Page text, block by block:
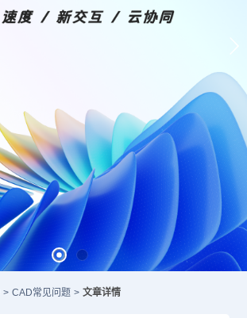
> CAD常见问题 > 文章详情